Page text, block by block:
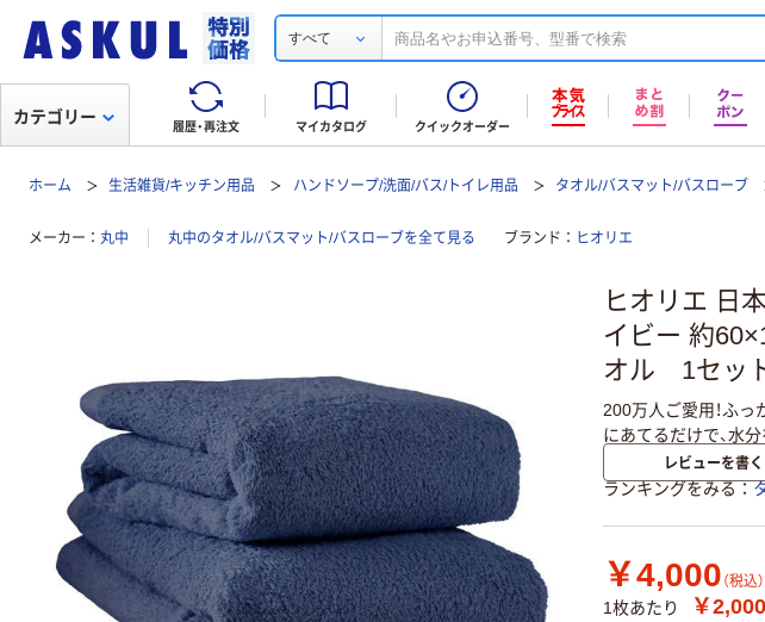
すべて
履歴・再注文 マイカタログ クイックオーダー
カテゴリー
ホーム 生活雑貨/キッチン用品 ハンドソープ/洗面/バス/トイレ用品 タオル/バスマット/バスローブ
メーカー 丸中 丸中のタオル/バスマット/バスローブを全て見る ブランド ヒオリエ
ヒオリエ 日
イビー 約
オル 1セット
200万人ご愛用！ふ
にあてるだけで、水
レビューを書く
ランキングをみる
￥4,000 （税込）
1枚あたり
￥2,000